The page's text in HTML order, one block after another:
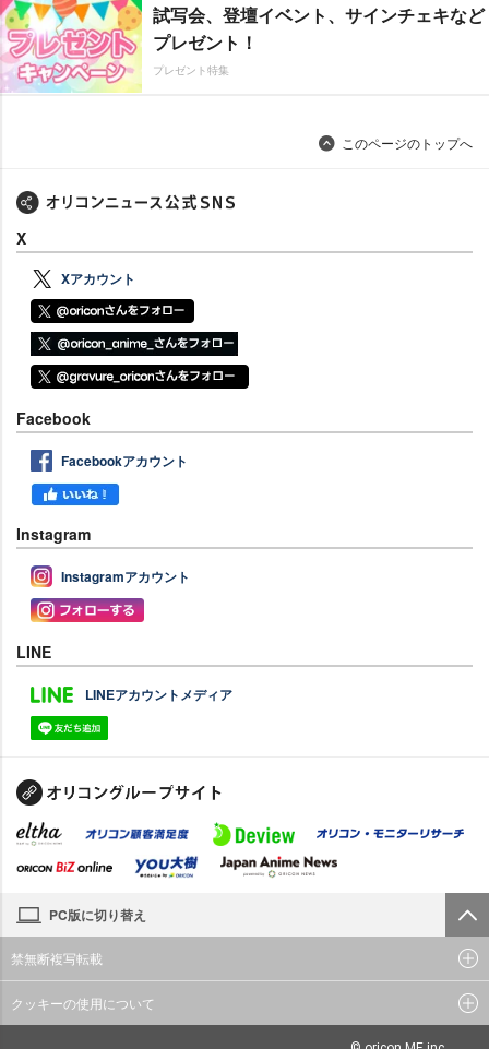
試写会、登壇イベント、サインチェキなど
プレゼント！
プレゼント特集
このページのトップへ
X
Xアカウント
Facebook
Facebookアカウント
Instagram
Instagramアカウント
LINE
LINEアカウントメディア
PC版に切り替え
禁無断複写転載
クッキーの使用について